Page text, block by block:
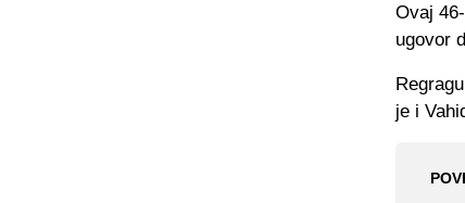
Ovaj
ugovor
je i